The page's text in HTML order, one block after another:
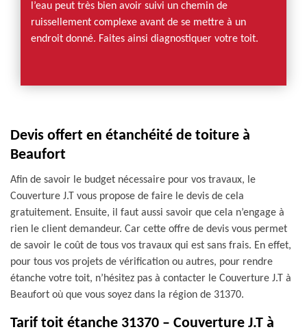
l’eau peut très bien avoir suivi un chemin de
ruissellement complexe avant de se mettre à un
endroit donné. Faites ainsi diagnostiquer votre toit.
Devis offert en étanchéité de toiture à
Beaufort
Afin de savoir le budget nécessaire pour vos travaux, le
Couverture J.T vous propose de faire le devis de cela
gratuitement. Ensuite, il faut aussi savoir que cela n’engage à
rien le client demandeur. Car cette offre de devis vous permet
de savoir le coût de tous vos travaux qui est sans frais. En effet,
pour tous vos projets de vérification ou autres, pour rendre
étanche votre toit, n’hésitez pas à contacter le Couverture J.T à
Beaufort où que vous soyez dans la région de 31370.
Tarif toit étanche 31370 – Couverture J.T à